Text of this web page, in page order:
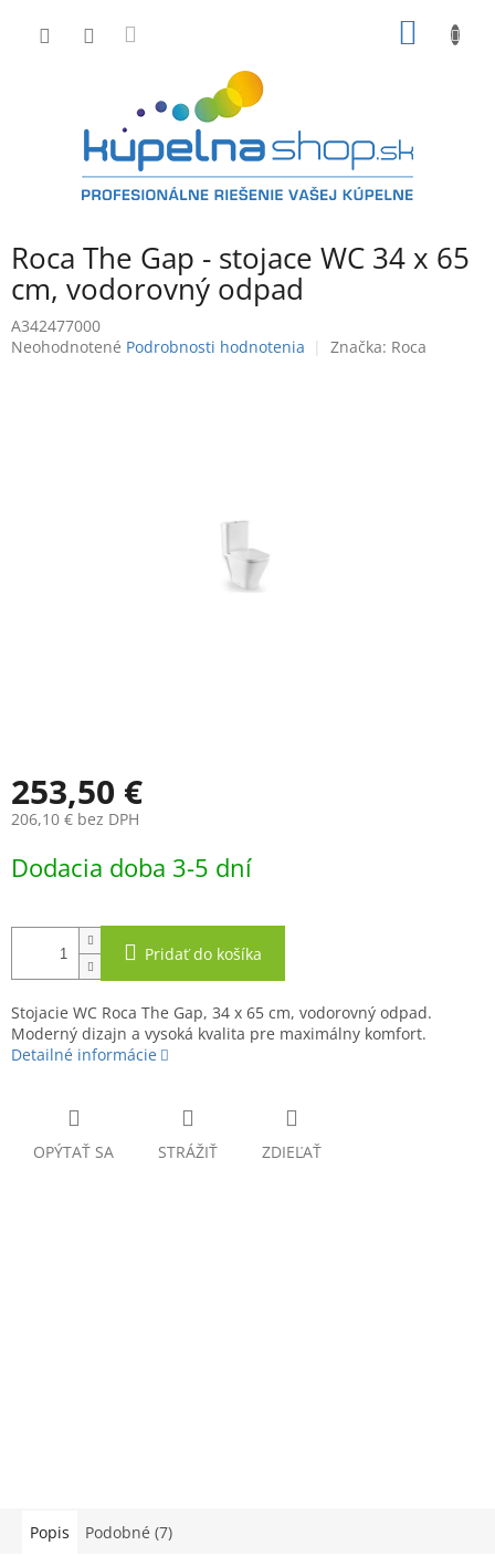
Roca The Gap - stojace WC 34 x 65
cm, vodorovný odpad
A342477000
Priemerné
Neohodnotené Podrobnosti hodnotenia Značka: Roca
253,50 €
206,10 € bez DPH
cena:
Dodacia doba 3-5 dní
Pridať do košíka
Stojacie WC Roca The Gap, 34 x 65 cm, vodorovný odpad.
Moderný dizajn a vysoká kvalita pre maximálny komfort.
Detailné informácie
OPÝTAŤ SA STRÁŽIŤ ZDIEĽAŤ
Popis Podobné (7)